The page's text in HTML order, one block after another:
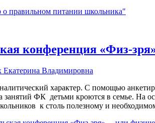
о правильном питании школьника"
конференция «Физ-
Екатерина Владимировна
характер. С помощью
занятий ФК детьми кроются в семье. На
к столь полезному и